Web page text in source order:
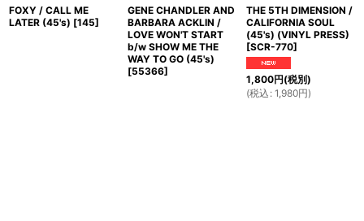
FOXY / CALL ME
LATER (45's) [145]
GENE CHANDLER AND
BARBARA ACKLIN /
LOVE WON'T START
b/w SHOW ME THE
WAY TO GO (45's)
[55366]
THE 5TH DIMENSION /
CALIFORNIA SOUL
(45's) (VINYL PRESS)
[SCR-770]
1,800円(税別)
(税込 : 1,980円)